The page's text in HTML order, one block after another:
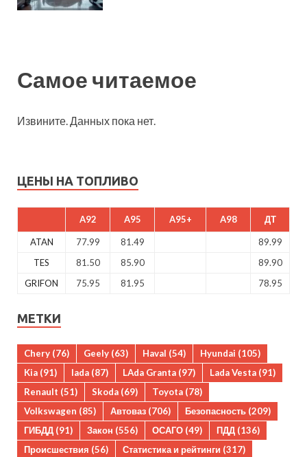
Самое читаемое
Извините. Данных пока нет.
ЦЕНЫ НА ТОПЛИВО
A92 A95 A95+ A98 ДТ
ATAN 77.99 81.49
89.99
TES
81.50 85.90
89.90
GRIFON
75.95 81.95 78.95
МЕТКИ
Chery (76) Geely (63) Haval (54) Hyundai (105)
Kia (91) lada (87) LAda Granta (97) Lada Vesta (91)
Renault (51) Skoda (69) Toyota (78)
Volkswagen (85) Автоваз (706) Безопасность (209)
ГИБДД (91) Закон (556) ОСАГО (49) ПДД (136)
Происшествия (56) Статистика и рейтинги (317)